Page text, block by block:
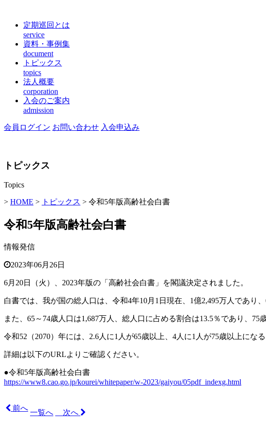
定期巡回とは
service
資料・事例集
document
トピックス
topics
法人概要
corporation
入会のご案内
admission
会員ログイン お問い合わせ 入会申込み
トピックス
Topics
> HOME > トピックス > 令和5年版高齢社会白書
令和5年版高齢社会白書
情報発信
2023年06月26日
6月20日（火）、2023年版の「高齢社会白書」を閣議決定されました。
白書では、我が国の総人口は、令和4年10月1日現在、1億2,495万人であり
また、65～74歳人口は1,687万人、総人口に占める割合は13.5％であり、
令和52（2070）年には、2.6人に1人が65歳以上、4人に1人が75歳以上になる
詳細は以下のURLよりご確認ください。
●令和5年版高齢社会白書
https://www8.cao.go.jp/kourei/whitepaper/w-2023/gaiyou/05pdf_indexg.html
前へ
一覧へ 次へ